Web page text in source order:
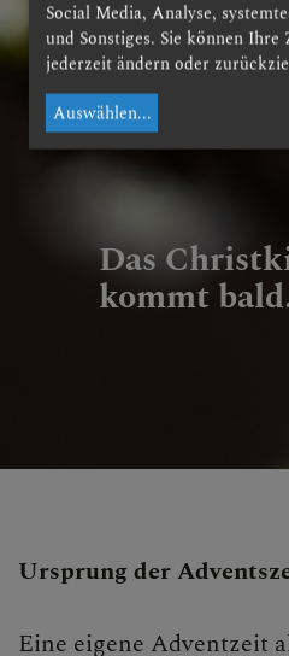
Das
kommt
Ursprung der
Eine eigene Adventzeit
Social Media, Analyse,
und Sonstiges. Sie können Ihre
jederzeit ändern oder
Auswählen...